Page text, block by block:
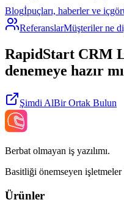
Blogİpuçları, haberler ve
ReferanslarMüşteriler ne
RapidStart CRM
denemeye hazır
Şimdi AlBir Ortak Bulun
Berbat olmayan iş yazılımı.
Basitliği önemseyen
Ürünler